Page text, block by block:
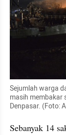
Sejumlah warga
masih membakar
Denpasar. (Foto:
Sebanyak 14